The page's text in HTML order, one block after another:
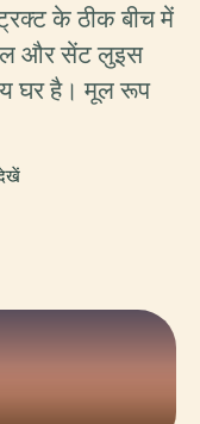
के ठीक बीच में
और सेंट लुइस
घर है। मूल रूप